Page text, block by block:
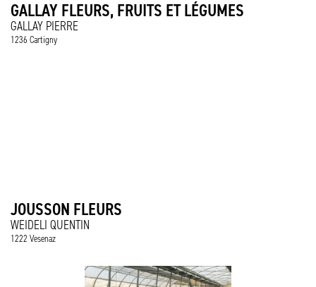
GALLAY FLEURS, FRUITS ET LÉGUMES
GALLAY PIERRE
1236 Cartigny
JOUSSON FLEURS
WEIDELI QUENTIN
1222 Vesenaz